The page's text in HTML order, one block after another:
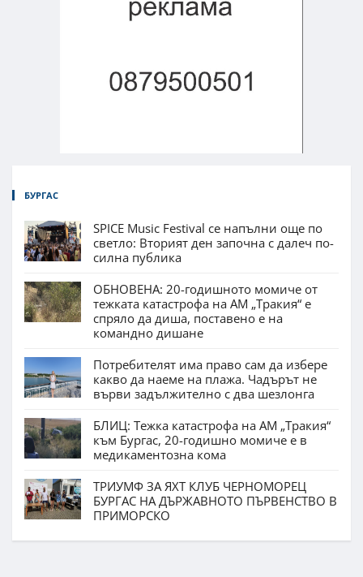
БУРГАС
SPICE Music Festival се напълни още по
светло: Вторият ден започна с далеч по-
силна публика
ОБНОВЕНА: 20-годишното момиче от
тежката катастрофа на АМ „Тракия“ е
спряло да диша, поставено е на
командно дишане
Потребителят има право сам да избере
какво да наеме на плажа. Чадърът не
върви задължително с два шезлонга
БЛИЦ: Тежка катастрофа на АМ „Тракия“
към Бургас, 20-годишно момиче е в
медикаментозна кома
ТРИУМФ ЗА ЯХТ КЛУБ ЧЕРНОМОРЕЦ
БУРГАС НА ДЪРЖАВНОТО ПЪРВЕНСТВО В
ПРИМОРСКО